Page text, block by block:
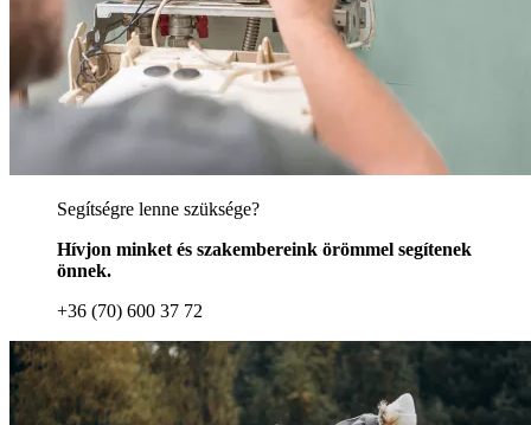
Segítségre lenne szüksége?
Hívjon minket és szakembereink örömmel segítenek
önnek.
+36 (70) 600 37 72